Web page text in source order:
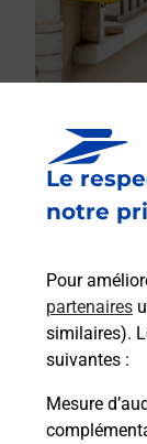
Le
notre
Pour
partenaires
similaires).
suivantes :
Mesure
Boîte
Route De
01380 Bage
Le lien s'ouvre
Le lien s'ouvre